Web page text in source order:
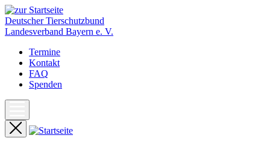
Deutscher Tierschutzbund
Landesverband Bayern e. V.
Termine
Kontakt
FAQ
Spenden